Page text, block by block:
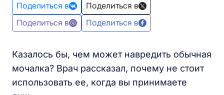
Поделиться в
Поделиться в
Поделиться в
Поделиться в
Казалось бы, чем может навредить обычная
мочалка? Врач рассказал, почему не стоит
использовать ее, когда вы принимаете